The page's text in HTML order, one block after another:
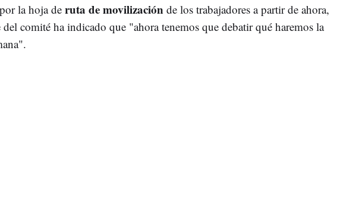
la hoja deruta de movilización de los trabajadores a partir de ahora,
del comité ha indicado que "ahora tenemos que debatir qué haremos la